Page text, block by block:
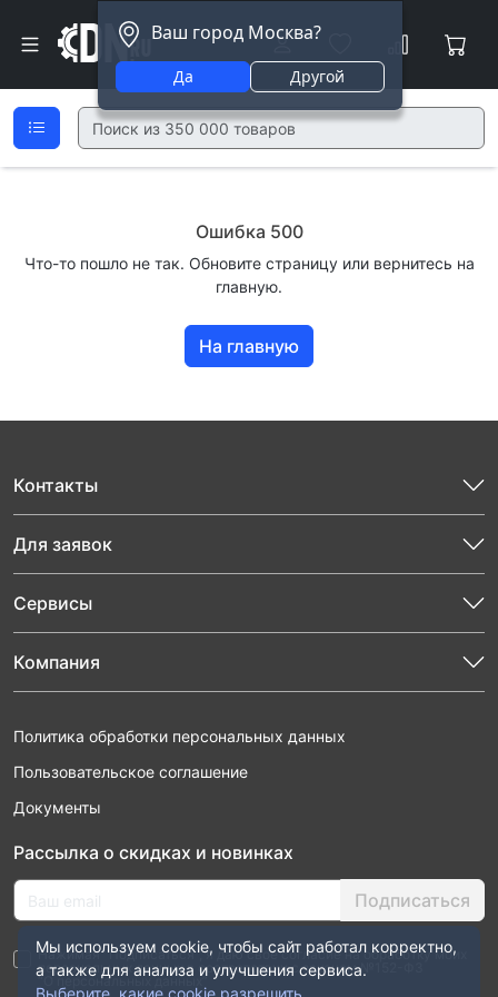
Ваш город Москва?
Да Другой
Ошибка 500
Что-то пошло не так. Обновите страницу или вернитесь на
главную.
На главную
Контакты
Для заявок
Сервисы
Компания
Политика обработки персональных данных
Пользовательское соглашение
Документы
Рассылка о скидках и новинках
Подписаться
Нажимая “Подписаться”, я даю свое согласие на обработку моих
персональных данных в соответствии с законом №152-ФЗ
“О персональных данных”
Мы используем cookie, чтобы сайт работал корректно,
а также для анализа и улучшения сервиса.
Выберите, какие cookie разрешить